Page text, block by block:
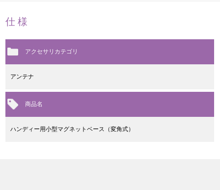
仕様
アクセサリカテゴリ
アンテナ
商品名
ハンディー用小型マグネットベース（変角式）